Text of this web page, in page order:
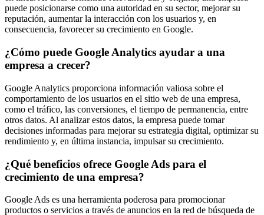
puede posicionarse como una autoridad en su sector, mejorar su
reputación, aumentar la interacción con los usuarios y, en
consecuencia, favorecer su crecimiento en Google.
¿Cómo puede Google Analytics ayudar a una
empresa a crecer?
Google Analytics proporciona información valiosa sobre el
comportamiento de los usuarios en el sitio web de una empresa,
como el tráfico, las conversiones, el tiempo de permanencia, entre
otros datos. Al analizar estos datos, la empresa puede tomar
decisiones informadas para mejorar su estrategia digital, optimizar su
rendimiento y, en última instancia, impulsar su crecimiento.
¿Qué beneficios ofrece Google Ads para el
crecimiento de una empresa?
Google Ads es una herramienta poderosa para promocionar
productos o servicios a través de anuncios en la red de búsqueda de